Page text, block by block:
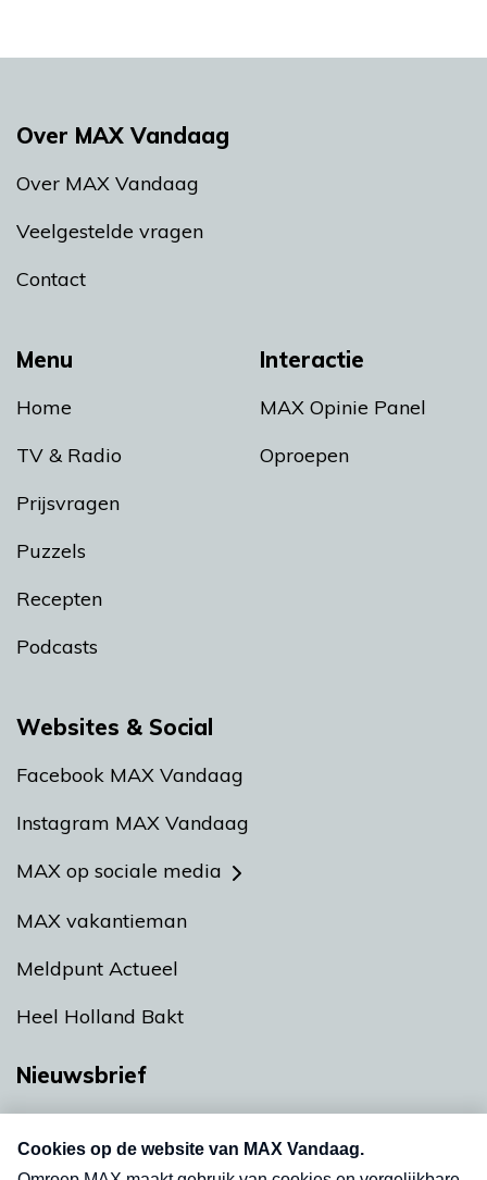
Menu
Home
TV & Radio
Prijsvragen
Puzzels
Recepten
Podcasts
Interactie
MAX Opinie Panel
Oproepen
Over MAX Vandaag
Over MAX Vandaag
Veelgestelde vragen
Contact
Websites & Social
Facebook MAX Vandaag
Instagram MAX Vandaag
MAX op sociale media
MAX vakantieman
Meldpunt Actueel
Heel Holland Bakt
Nieuwsbrief
nieuwsbrief. Elke vrijdag- en dinsdagochtend in
uw mailbox.